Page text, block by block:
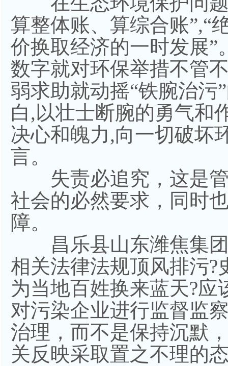
算整体账、算综合账”,“
价换取经济的一时发展”
数字就对环保举措不管
弱求助就动摇“铁腕治污
白,以壮士断腕的勇气和
决心和魄力,向一切破坏
言。
失责必追究，这是管
社会的必然要求，同时
障。
昌乐县山东潍焦集团
相关法律法规顶风排污
为当地百姓换来蓝天?
对污染企业进行监督监
治理，而不是保持沉默
关反映采取置之不理的